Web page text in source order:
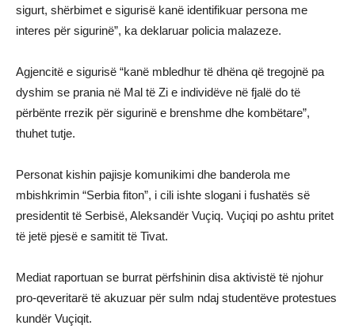
sigurt, shërbimet e sigurisë kanë identifikuar persona me
interes për sigurinë”, ka deklaruar policia malazeze.
Agjencitë e sigurisë “kanë mbledhur të dhëna që tregojnë pa
dyshim se prania në Mal të Zi e individëve në fjalë do të
përbënte rrezik për sigurinë e brenshme dhe kombëtare”,
thuhet tutje.
Personat kishin pajisje komunikimi dhe banderola me
mbishkrimin “Serbia fiton”, i cili ishte slogani i fushatës së
presidentit të Serbisë, Aleksandër Vuçiq. Vuçiqi po ashtu pritet
të jetë pjesë e samitit të Tivat.
Mediat raportuan se burrat përfshinin disa aktivistë të njohur
pro-qeveritarë të akuzuar për sulm ndaj studentëve protestues
kundër Vuçiqit.